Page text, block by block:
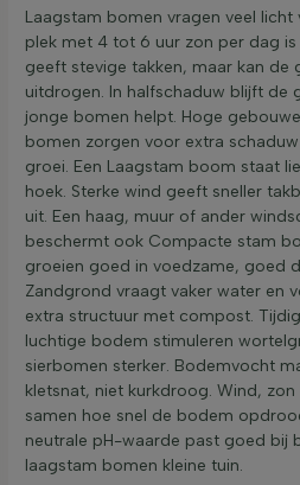
Laagstam bomen vragen veel licht
plek met 4 tot 6 uur zon per dag is
geeft stevige takken, maar kan de
uitdrogen. In halfschaduw blijft de
jonge bomen helpt. Hoge
bomen zorgen voor extra
groei. Een Laagstam boom staat
hoek. Sterke wind geeft sneller
uit. Een haag, muur of ander
beschermt ook Compacte stam
groeien goed in voedzame, goed
Zandgrond vraagt vaker water en
extra structuur met compost.
luchtige bodem stimuleren
sierbomen sterker. Bodemvocht
kletsnat, niet kurkdroog. Wind,
samen hoe snel de bodem
neutrale pH-waarde past goed bij
laagstam bomen kleine tuin.